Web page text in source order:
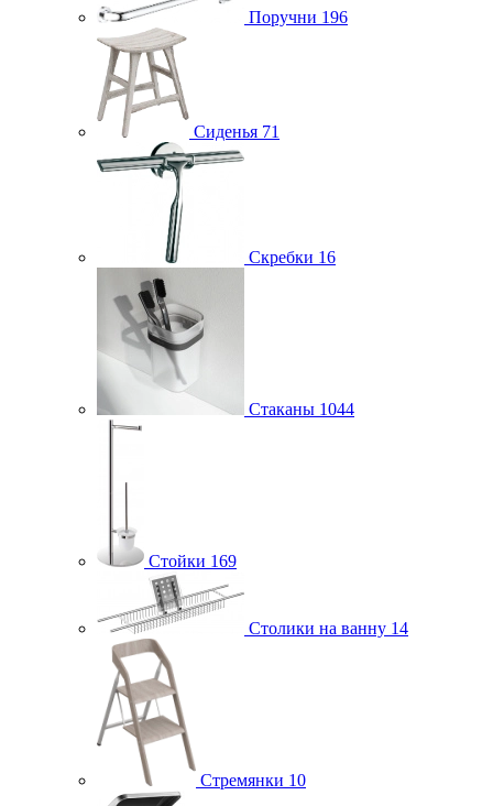
Поручни 196
Сиденья 71
Скребки 16
Стаканы 1044
Стойки 169
Столики на ванну 14
Стремянки 10